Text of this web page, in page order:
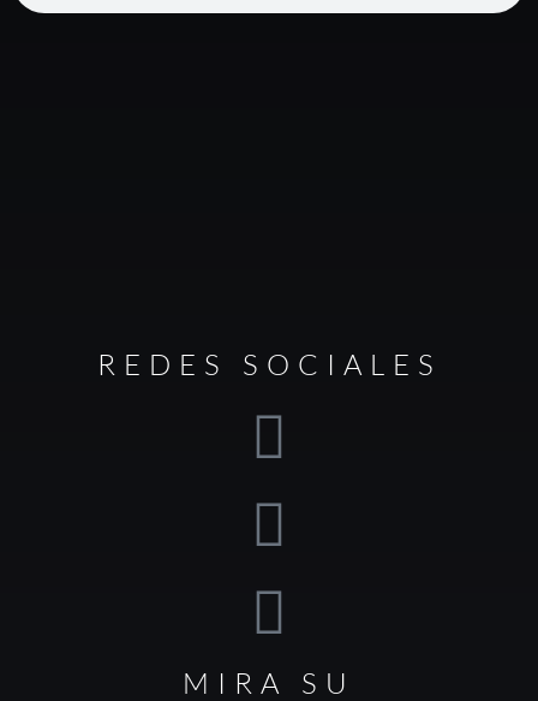
REDES SOCIALES
MIRA SU